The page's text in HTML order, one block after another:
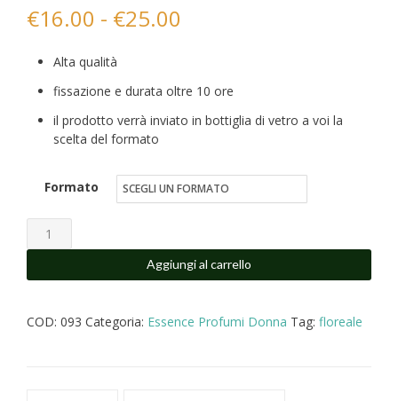
€16.00 - €25.00
prezzo:
da
a
€25.00
Alta qualità
fissazione e durata oltre 10 ore
il prodotto verrà inviato in bottiglia di vetro a voi la
scelta del formato
Formato
Vie
Est
profumo
Aggiungi al carrello
COD: 093 Categoria: Essence Profumi Donna Tag: floreale